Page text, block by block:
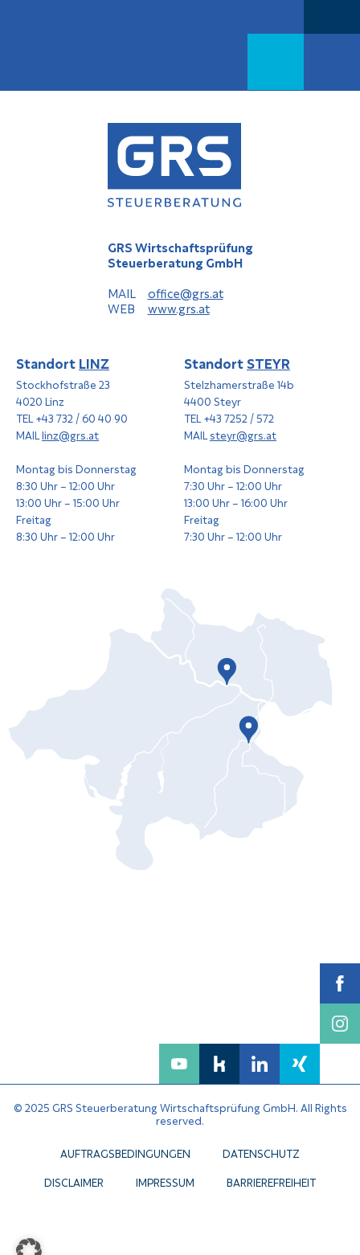
GRS Wirtschaftsprüfung
Steuerberatung GmbH
MAIL
office@grs.at
WEB www.grs.at
StandortLINZ
Stockhofstraße 23
4020 Linz
TEL +43 732 / 60 40 90
MAILlinz@grs.at
Montag bis Donnerstag
8:30 Uhr – 12:00 Uhr
13:00 Uhr – 15:00 Uhr
Freitag
8:30 Uhr – 12:00 Uhr
StandortSTEYR
Stelzhamerstraße 14b
4400 Steyr
TEL +43 7252 / 572
MAILsteyr@grs.at
Montag bis Donnerstag
7:30 Uhr – 12:00 Uhr
13:00 Uhr – 16:00 Uhr
Freitag
7:30 Uhr – 12:00 Uhr
© 2025 GRS Steuerberatung Wirtschaftsprüfung GmbH. All Rights
reserved.
AUFTRAGSBEDINGUNGEN
DATENSCHUTZ
DISCLAIMER
IMPRESSUM BARRIEREFREIHEIT